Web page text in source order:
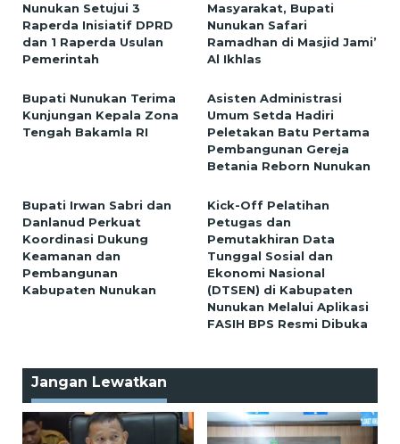
Nunukan Setujui 3
Raperda Inisiatif DPRD
dan 1 Raperda Usulan
Pemerintah
Masyarakat, Bupati
Nunukan Safari
Ramadhan di Masjid Jami’
Al Ikhlas
Bupati Nunukan Terima
Kunjungan Kepala Zona
Tengah Bakamla RI
Asisten Administrasi
Umum Setda Hadiri
Peletakan Batu Pertama
Pembangunan Gereja
Betania Reborn Nunukan
Bupati Irwan Sabri dan
Danlanud Perkuat
Koordinasi Dukung
Keamanan dan
Pembangunan
Kabupaten Nunukan
Kick-Off Pelatihan
Petugas dan
Pemutakhiran Data
Tunggal Sosial dan
Ekonomi Nasional
(DTSEN) di Kabupaten
Nunukan Melalui Aplikasi
FASIH BPS Resmi Dibuka
Jangan Lewatkan